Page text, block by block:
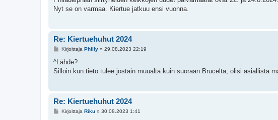
t
Nyt se on varmaa. Kiertue jatkuu ensi vuonna.
Re: Kiertuehuhut 2024
V
e
t
Kirjoittaja Philly» 29.08.2023 22:19
^Lähde?
Silloin kun tieto tulee jostain muualta kuin suoraan Brucelta, olisi asiallista
Re: Kiertuehuhut 2024
VKirjoittaja Riku» 30.08.2023 1:41